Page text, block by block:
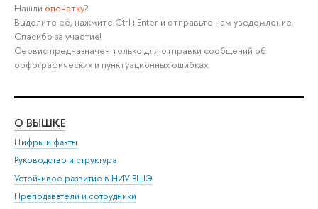
Нашли опечатку?
Выделите её, нажмите Ctrl+Enter и отправьте нам уведомление.
Спасибо за участие!
Сервис предназначен только для отправки сообщений об
орфографических и пунктуационных ошибках.
О ВЫШКЕ
Цифры и факты
Руководство и структура
Устойчивое развитие в НИУ ВШЭ
Преподаватели и сотрудники